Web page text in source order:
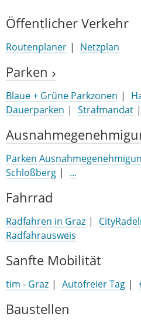
Öffentlicher Verkehr
Routenplaner Netzplan
Parken
Blaue + Grüne Parkzonen
Dauerparken
Strafmandat
Parken
Schloßberg
...
Fahrrad
Radfahren in Graz
Radfahrausweis
Sanfte Mobilität
tim - Graz Autofreier Tag
Baustellen